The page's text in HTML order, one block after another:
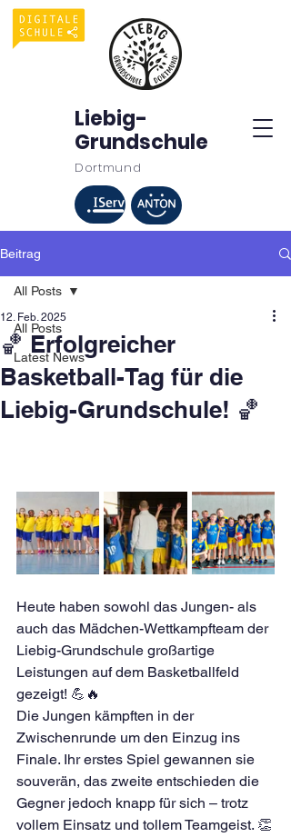
Liebig-
Grundschule
Dortmund
Beitrag
All Posts
Latest News
All Posts
🏀 Erfolgreicher
Basketball-Tag für die
Liebig-Grundschule! 🏀
12. Feb. 2025
Heute haben sowohl das Jungen- als
auch das Mädchen-Wettkampfteam der
Liebig-Grundschule großartige
Leistungen auf dem Basketballfeld
gezeigt! 💪🔥
Die Jungen kämpften in der
Zwischenrunde um den Einzug ins
Finale. Ihr erstes Spiel gewannen sie
souverän, das zweite entschieden die
Gegner jedoch knapp für sich – trotz
vollem Einsatz und tollem Teamgeist. 👏